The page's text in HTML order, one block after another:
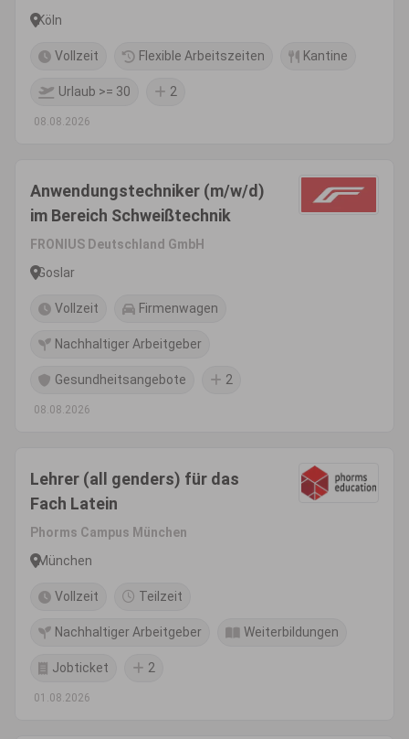
Köln
Vollzeit Flexible Arbeitszeiten Kantine
Urlaub >= 30 2
08.08.2026
Anwendungstechniker (m/w/d)
im Bereich Schweißtechnik
FRONIUS Deutschland GmbH
Goslar
Vollzeit Firmenwagen
Nachhaltiger Arbeitgeber
Gesundheitsangebote 2
08.08.2026
Lehrer (all genders) für das
Fach Latein
Phorms Campus München
München
Vollzeit Teilzeit
Nachhaltiger Arbeitgeber Weiterbildungen
Jobticket 2
01.08.2026